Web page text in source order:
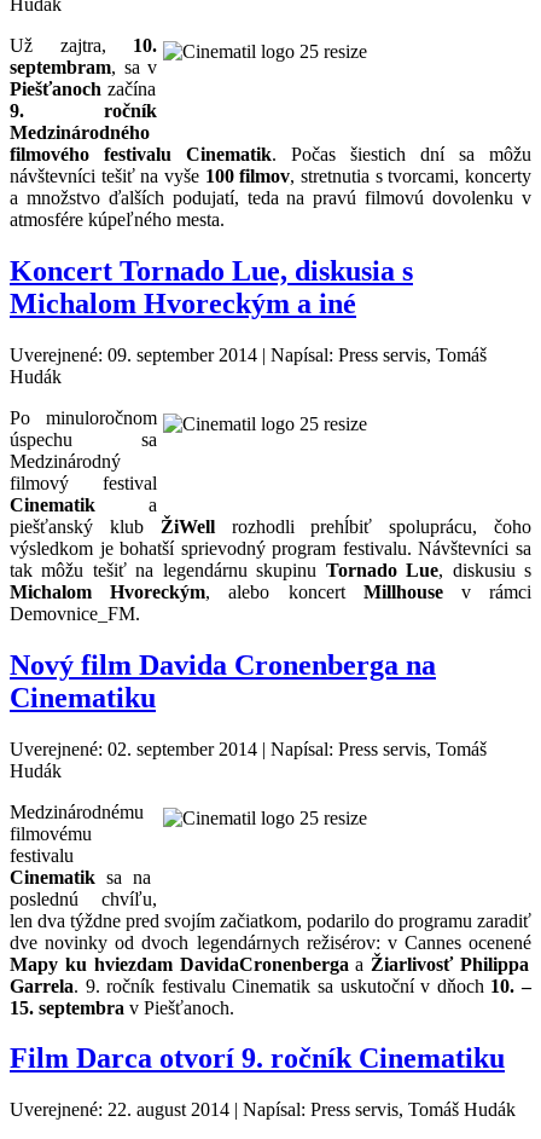
Už zajtra, 10.
septembram, sa v
Piešťanoch začína
9. ročník
Medzinárodného
filmového festivalu Cinematik. Počas šiestich dní sa môžu
návštevníci tešiť na vyše 100 filmov, stretnutia s tvorcami, koncerty
a množstvo ďalších podujatí, teda na pravú filmovú dovolenku v
atmosfére kúpeľného mesta.
Koncert Tornado Lue, diskusia s
Michalom Hvoreckým a iné
Uverejnené: 09. september 2014 | Napísal: Press servis, Tomáš
Hudák
Po minuloročnom
úspechu sa
Medzinárodný
filmový festival
Cinematik a
piešťanský klub ŽiWellrozhodli prehĺbiť spoluprácu, čoho
výsledkom je bohatší sprievodný program festivalu. Návštevníci sa
tak môžu tešiť na legendárnu skupinu Tornado Lue, diskusiu s
Michalom Hvoreckým, alebo koncertMillhousev rámci
Demovnice_FM.
Nový film Davida Cronenberga na
Cinematiku
Uverejnené: 02. september 2014 | Napísal: Press servis, Tomáš
Hudák
Medzinárodnému
filmovému
festivalu
Cinematik sa na
poslednú chvíľu,
len dva týždne pred svojím začiatkom, podarilo do programu zaradiť
dve novinky od dvoch legendárnych režisérov: v Cannes ocenené
Mapy ku hviezdam DavidaCronenberga a Žiarlivosť Philippa
Garrela. 9. ročník festivalu Cinematik sa uskutoční v dňoch 10. –
15. septembra v Piešťanoch.
Film Darca otvorí 9. ročník Cinematiku
Uverejnené: 22. august 2014 | Napísal: Press servis, Tomáš Hudák